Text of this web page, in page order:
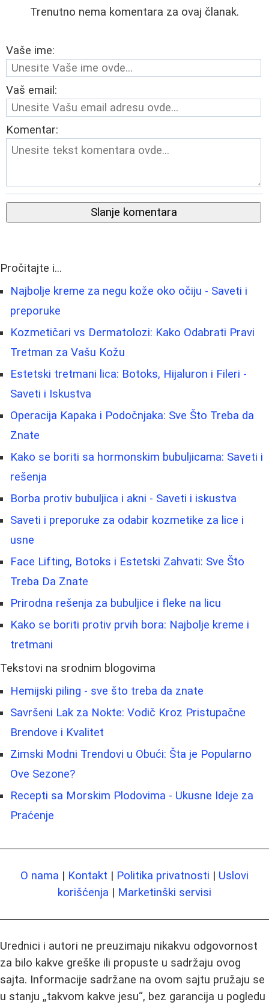
Trenutno nema komentara za ovaj članak.
Vaše ime:
Vaš email:
Komentar:
Slanje komentara
Pročitajte i...
Najbolje kreme za negu kože oko očiju - Saveti i
preporuke
Kozmetičari vs Dermatolozi: Kako Odabrati Pravi
Tretman za Vašu Kožu
Estetski tretmani lica: Botoks, Hijaluron i Fileri -
Saveti i Iskustva
Operacija Kapaka i Podočnjaka: Sve Što Treba da
Znate
Kako se boriti sa hormonskim bubuljicama: Saveti i
rešenja
Borba protiv bubuljica i akni - Saveti i iskustva
Saveti i preporuke za odabir kozmetike za lice i
usne
Face Lifting, Botoks i Estetski Zahvati: Sve Što
Treba Da Znate
Prirodna rešenja za bubuljice i fleke na licu
Kako se boriti protiv prvih bora: Najbolje kreme i
tretmani
Tekstovi na srodnim blogovima
Hemijski piling - sve što treba da znate
Savršeni Lak za Nokte: Vodič Kroz Pristupačne
Brendove i Kvalitet
Zimski Modni Trendovi u Obući: Šta je Popularno
Ove Sezone?
Recepti sa Morskim Plodovima - Ukusne Ideje za
Praćenje
O nama | Kontakt | Politika privatnosti | Uslovi
korišćenja | Marketinški servisi
Urednici i autori ne preuzimaju nikakvu odgovornost
za bilo kakve greške ili propuste u sadržaju ovog
sajta. Informacije sadržane na ovom sajtu pružaju se
u stanju „takvom kakve jesu“, bez garancija u pogledu